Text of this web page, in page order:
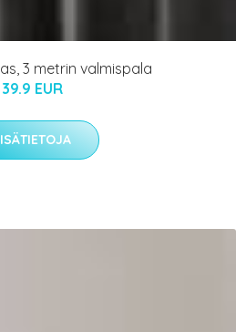
3 metrin valmispala
39.9 EUR